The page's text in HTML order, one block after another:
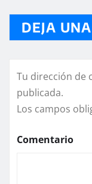
DEJA
Tu dirección de
publicada.
Los campos
Comentario